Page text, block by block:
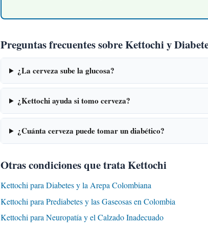
Preguntas frecuentes sobre Kettochi y
¿La cerveza sube la glucosa?
¿Kettochi ayuda si tomo cerveza?
¿Cuánta cerveza puede tomar un diabético?
Otras condiciones que trata Kettochi
Kettochi para Diabetes y la Arepa Colombiana
Kettochi para Prediabetes y las Gaseosas en Colombia
Kettochi para Neuropatía y el Calzado Inadecuado